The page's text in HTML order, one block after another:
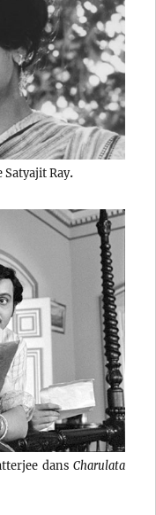
Satyajit Ray.
dans Charulata